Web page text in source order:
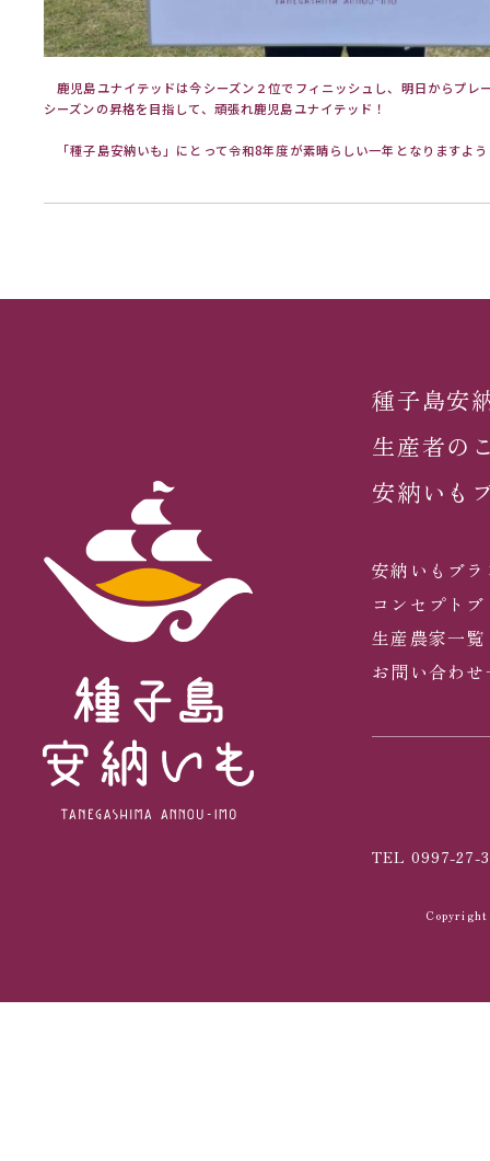
鹿児島ユナイテッドは今シーズン２位でフィニッシュし、明日からプレ
シーズンの昇格を目指して、頑張れ鹿児島ユナイテッド！
「種子島安納いも」にとって令和8年度が素晴らしい一年となりますよ
種子島安
生産者の
安納いも
安納いもブ
コンセプト
生産農家一覧
お問い合わ
TEL 0997-27-